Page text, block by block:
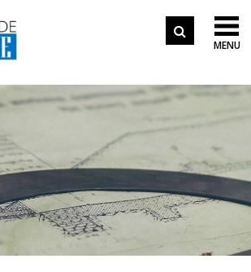

Formulaire
de
MENU